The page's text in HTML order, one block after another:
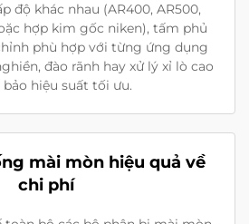
độ khác nhau (AR400, AR500,
hợp kim gốc niken), tấm phủ
phù hợp với từng ứng dụng
đào rãnh hay xử lý xỉ lò cao
bảo hiệu suất tối ưu.
mài mòn hiệu quả về
chi phí